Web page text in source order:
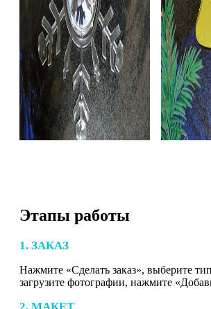
Этапы работы
1. ЗАКАЗ
Нажмите «Сделать заказ», выберите
загрузите фотографии, нажмите
2. МАКЕТ